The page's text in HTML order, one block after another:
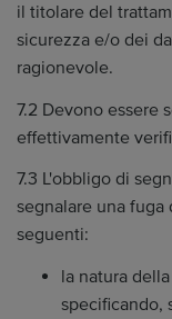
il titolare del
sicurezza e/o dei
ragionevole.
7.2 Devono essere
effettivamente
7.3 L'obbligo di
segnalare una
seguenti:
la natura
specificando,